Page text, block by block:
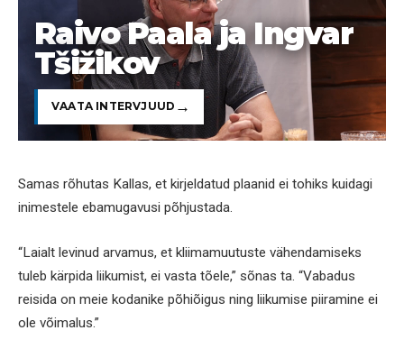
Raivo Paala ja Ingvar
Tšižikov
VAATA INTERVJUUD
Samas rõhutas Kallas, et kirjeldatud plaanid ei tohiks kuidagi
inimestele ebamugavusi põhjustada.
“Laialt levinud arvamus, et kliimamuutuste vähendamiseks
tuleb kärpida liikumist, ei vasta tõele,” sõnas ta. “Vabadus
reisida on meie kodanike põhiõigus ning liikumise piiramine ei
ole võimalus.”